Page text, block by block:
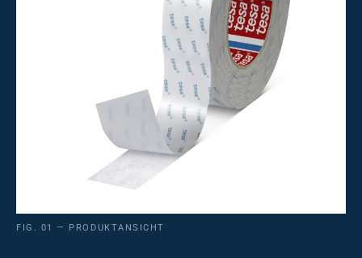
FIG. 01 — PRODUKTANSICHT